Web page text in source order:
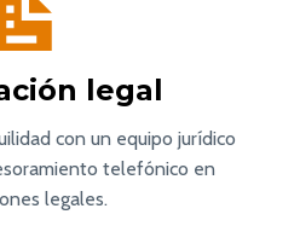
legal
con un equipo jurídico
telefónico en
legales.